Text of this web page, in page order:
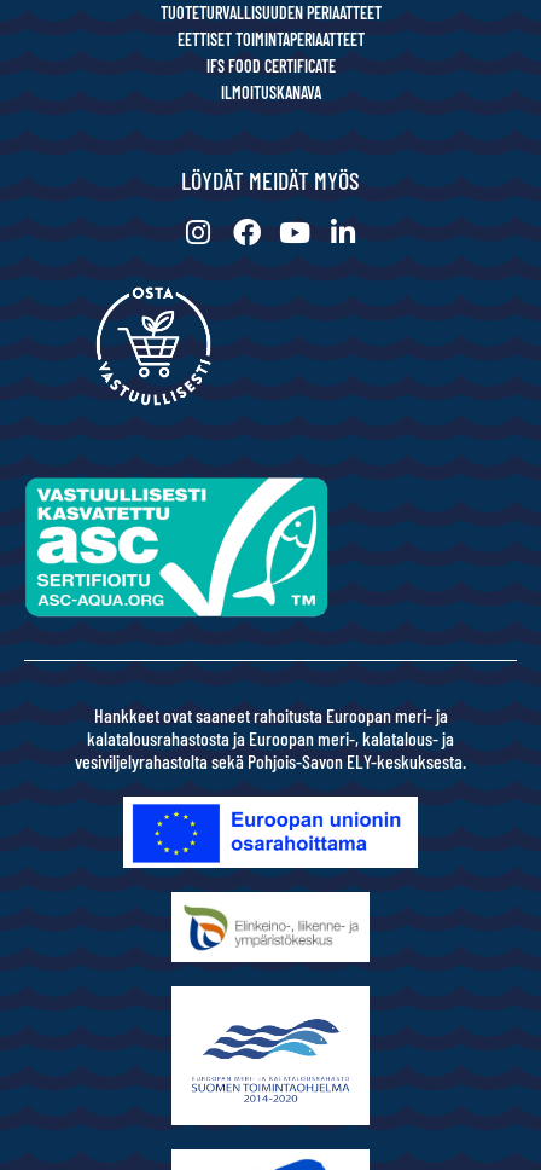
TUOTETURVALLISUUDEN PERIAATTEET
EETTISET TOIMINTAPERIAATTEET
IFS FOOD CERTIFICATE
ILMOITUSKANAVA
LÖYDÄT MEIDÄT MYÖS
Hankkeet ovat saaneet rahoitusta Euroopan meri- ja
kalatalousrahastosta ja Euroopan meri-, kalatalous- ja
vesiviljelyrahastolta sekä Pohjois-Savon ELY-keskuksesta.